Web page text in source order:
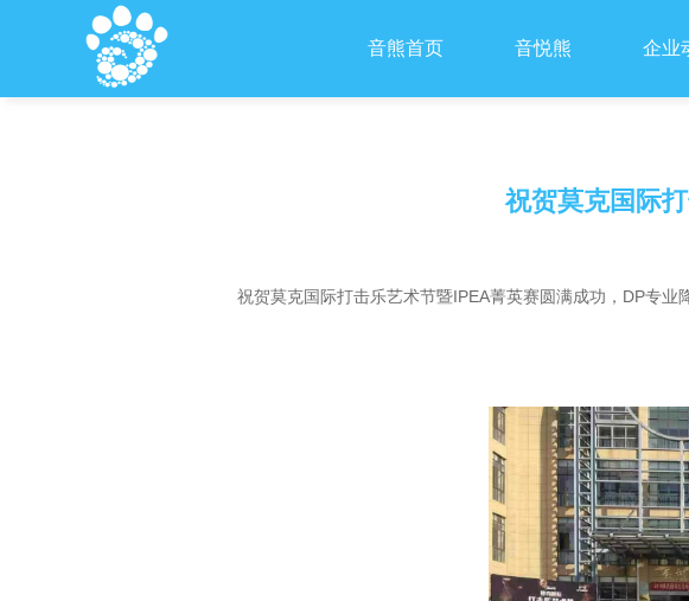
音熊首页 音悦熊 企业
祝贺莫克国际
祝贺莫克国际打击乐艺术节暨IPEA菁英赛圆满成功，DP专业